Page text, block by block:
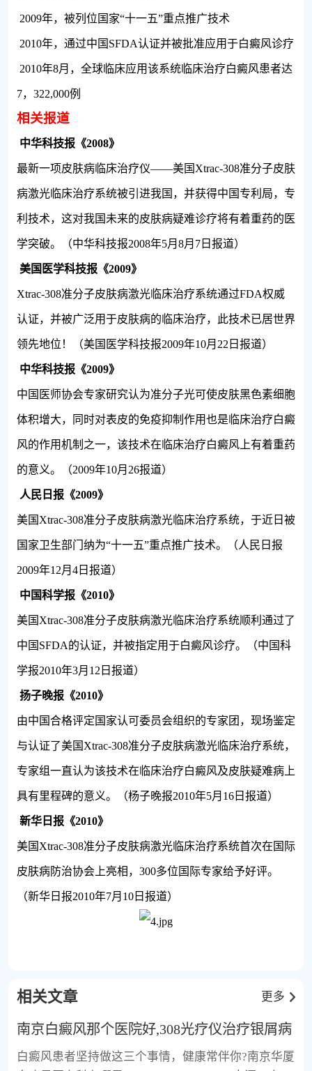
2009年，被列位国家“十一五”重点推广技术
2010年，通过中国 SFDA认证并被批准应用于白癜风诊疗
2010年8月，全球临床应用该系统临床治疗白癜风患者达
7， 322,000例
相关报道
中华科技报《2008》
最新一项皮肤病临床治疗仪——美国 Xtrac-308准分子皮肤
病激光临床治疗系统被引进我国，并获得中国专利局，专
利技术，这对我国未来的皮肤病疑难诊疗将有着重药的医
学突破。（中华科技报2008年5月 8月 7日报道）
美国医学科技报《2009》
Xtrac-308准分子皮肤病激光临床治疗系统通过FDA权威
认证，并被广泛用于皮肤病的临床治疗，此技术已居世界
领先地位！（美国医学科技报2009年10月 22 日 报道）
中华科技报《2009》
中国医师协会专家研究认为准分子光可使皮肤黑色素细胞
体积增大，同时对表皮的免疫抑制作用也是临床治疗白癜
风的作用机制之一，该技术在临床治疗白癜风上有着重药
的意义。（2009年10月 26报道）
人民日报《2009》
美国 Xtrac-308准分子皮肤病激光临床治疗系统，于近日被
国家卫生部门纳为“十一五”重点推广技术。（人民日报
2009年12月 4日报道）
中国科学报《2010》
美国 Xtrac-308准分子皮肤病激光临床治疗系统顺利通过了
中国 SFDA的认证，并被指定用于白癜风诊疗。（中国科
学报2010年3月 12 日报道）
扬子晚报《2010》
由中国合格评定国家认可委员会组织的专家团，现场鉴定
与认证了美国 Xtrac-308准分子皮肤病激光临床治疗系统，
专家组一直认为该技术在临床治疗白癜风及皮肤疑难病上
具有里程碑的意义。（杨子晚报2010年5月 16日报道）
新华日报《2010》
美国 Xtrac-308准分子皮肤病激光临床治疗系统首次在国际
皮肤病防治协会上亮相， 300多位国际专家给予好评。
（新华日报2010年7月 10日报道）
相关文章 更多
南京白癜风那个医院好,308光疗仪治疗银屑病
白癜风患者坚持做这三个事情，健康常伴你?南京华厦